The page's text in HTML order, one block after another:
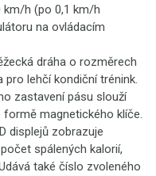
km/h (po 0,1 km/h
na ovládacím
dráha o rozměrech
pro lehčí kondiční trénink.
zastavení pásu slouží
magnetického klíče.
displejů zobrazuje
spálených kalorií,
také číslo zvoleného